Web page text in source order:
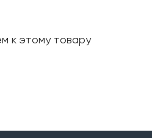
к этому товару